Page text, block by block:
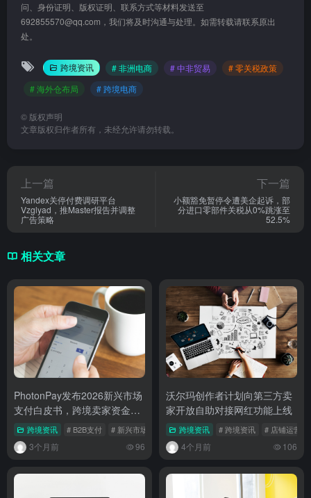
问、身份证明、版权证明、联系方式等材料发送至
692855570@qq.com，我们将及时沟通与处理。如需转载请联系原出
处。
跨境资讯 # 非洲电商 # 中非贸易
# 零关税政策
# 海外仓布局
# 跨境电商
© 版权声明
文章版权归作者所有，未经允许请勿转载。
上一篇
Yandex关停付费调研平台
Vzglyad，推Master报告并调整
广告策略
下一篇
小额豁免暂停令遭美企起诉，部
分进口零部件关税从0%跳涨至
52.5%
相关文章
PhotonPay发布2026新兴市场
支付白皮书，跨境卖家资金链
路成本面临重构
跨境资讯 # B2B支付 # 新兴市场 # 跨境支付
3个月前 96
沃尔玛创作者计划向第三方卖
家开放自助对接网红功能上线
跨境资讯 # 跨境资讯 # 店铺运营
4个月前 106